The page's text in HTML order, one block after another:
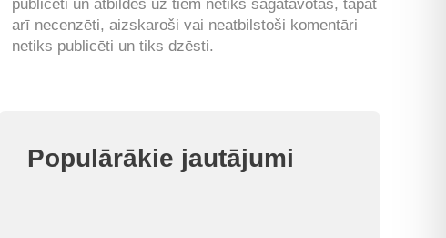
publicēti un atbildes uz tiem netiks sagatavotas, tāpat
arī necenzēti, aizskaroši vai neatbilstoši komentāri
netiks publicēti un tiks dzēsti.
Populārākie jautājumi